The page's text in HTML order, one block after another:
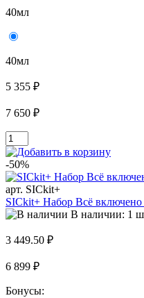
40мл
40мл
5 355 ₽
7 650 ₽
-50%
арт. SICkit+
SICkit+ Набор Всё
В наличии: 1
3 449.50 ₽
6 899 ₽
Бонусы: